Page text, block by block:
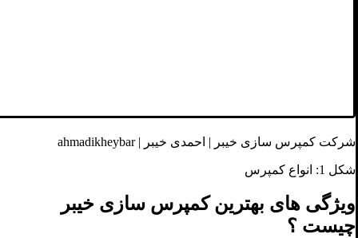
شرکت کمپرس سازی خیبر | احمدی خیبر | ahmadikheybar
شکل 1: انواع کمپرس
ویژگی های بهترین کمپرس سازی خیبر
چیست ؟